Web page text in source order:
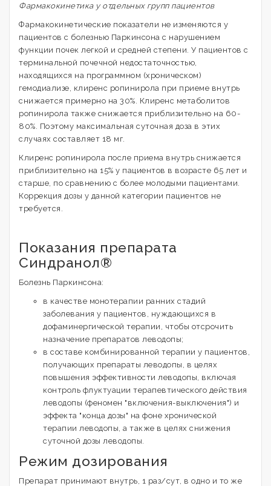
Фармакокинетика у отдельных групп пациентов
Фармакокинетические показатели не изменяются у
пациентов с болезнью Паркинсона с нарушением
функции почек легкой и средней степени. У пациентов с
терминальной почечной недостаточностью,
находящихся на программном (хроническом)
гемодиализе, клиренс ропинирола при приеме внутрь
снижается примерно на 30%. Клиренс метаболитов
ропинирола также снижается приблизительно на 60-
80%. Поэтому максимальная суточная доза в этих
случаях составляет 18 мг.
Клиренс ропинирола после приема внутрь снижается
приблизительно на 15% у пациентов в возрасте 65 лет и
старше, по сравнению с более молодыми пациентами.
Коррекция дозы у данной категории пациентов не
требуется.
Показания препарата
Синдранол®
Болезнь Паркинсона:
в качестве монотерапии ранних стадий
заболевания у пациентов, нуждающихся в
дофаминергической терапии, чтобы отсрочить
назначение препаратов леводопы;
в составе комбинированной терапии у пациентов,
получающих препараты леводопы, в целях
повышения эффективности леводопы, включая
контроль флуктуации терапевтического действия
леводопы (феномен "включения-выключения") и
эффекта "конца дозы" на фоне хронической
терапии леводопы, а также в целях снижения
суточной дозы леводопы.
Режим дозирования
Препарат принимают внутрь, 1 раз/сут, в одно и то же